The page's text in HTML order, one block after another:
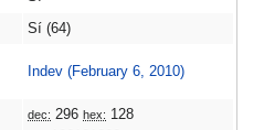
Sí (64)
Indev (February 6, 2010)
dec: 296 hex: 128